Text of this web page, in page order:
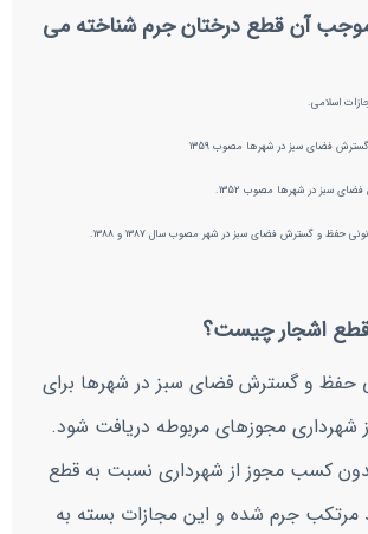
موجب آن قطع درختان جرم شناخته می
فضای سبز در شهرها مصوب 1359
سبز در شهرها مصوب 1352.
حفظ و گسترش فضای سبز در شهر مصوب سال 1387 و 1388.
قطع اشجار چیست؟
حفظ و گسترش فضای سبز در شهرها برای
شهرداری مجوزهای مربوطه دریافت شود.
کسب مجوز از شهرداری نسبت به قطع
مرتکب جرم شده و این مجازات بسته به